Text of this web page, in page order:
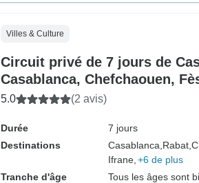
Villes & Culture
Circuit privé de 7 jours de
Casablanca, Chefchaouen,
impériales de Marrakech, via
5.0 (2 avis)
Durée
7 jours
Destinations
Casablanca, Rabat,
Ifrane, +6 de plus
Tranche d'âge
Tous les âges sont